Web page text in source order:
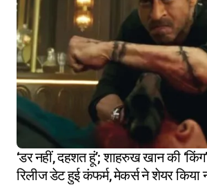
‘डर नहीं, दहशत हूं’; शाहरुख खान की
रिलीज डेट हुई कंफर्म, मेकर्स ने शेयर किया